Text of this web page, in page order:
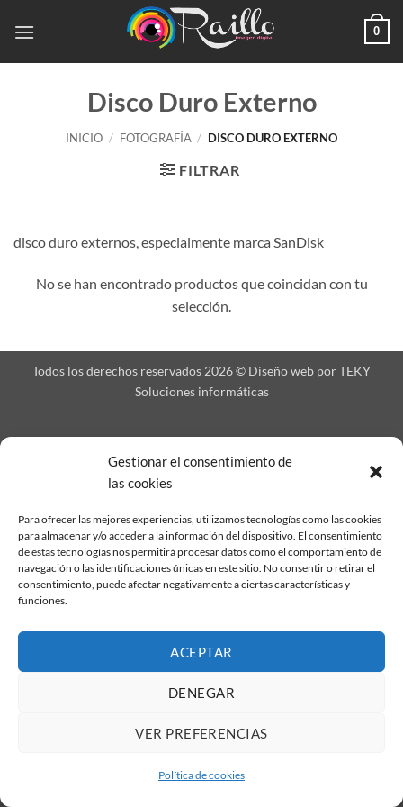
Gestionar el consentimiento de
las cookies
Para ofrecer las mejores experiencias, utilizamos tecnologías como las cookies
para almacenar y/o acceder a la información del dispositivo. El consentimiento
de estas tecnologías nos permitirá procesar datos como el comportamiento de
navegación o las identificaciones únicas en este sitio. No consentir o retirar el
consentimiento, puede afectar negativamente a ciertas características y
funciones.
ACEPTAR
DENEGAR
VER PREFERENCIAS
Política de cookies
0
Disco Duro Externo
INICIO / FOTOGRAFÍA / DISCO DURO EXTERNO
FILTRAR
disco duro externos, especialmente marca SanDisk
No se han encontrado productos que coincidan con tu
selección.
Todos los derechos reservados 2026 © Diseño web porTEKY
Soluciones informáticas